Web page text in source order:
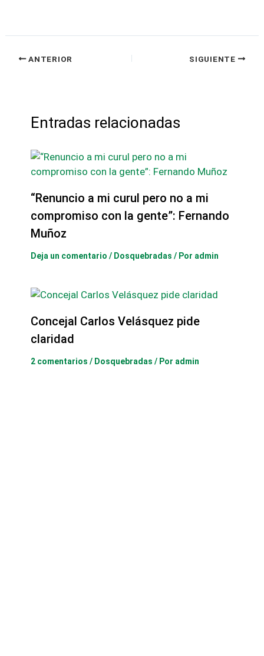
ANTERIOR SIGUIENTE
Entradas relacionadas
“Renuncio a mi curul pero no a mi
compromiso con la gente”: Fernando
Muñoz
Deja un comentario / Dosquebradas / Por admin
Concejal Carlos Velásquez pide
claridad
2 comentarios / Dosquebradas / Por admin